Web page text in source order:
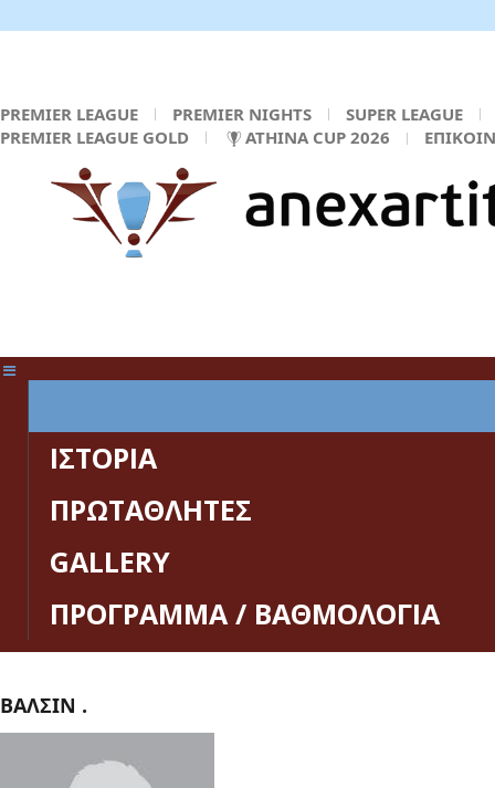
PREMIER LEAGUE PREMIER NIGHTS
SUPER LEAGUE
PREMIER LEAGUE GOLD
ATHINA CUP 2026
ΙΣΤΟΡΙΑ
ΠΡΩΤΑΘΛΗΤΕΣ
GALLERY
ΠΡΟΓΡΑΜΜΑ / ΒΑΘΜΟΛΟΓΙΑ
ΒΑΛΣΙΝ .